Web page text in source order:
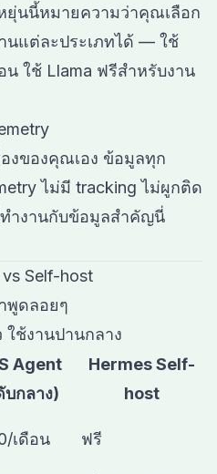
ยุ่นนี้หมายความว่าคุณเลือก
นแต่ละประเภทได้ — ใช้
ใช้ Llama ฟรีสำหรับงาน
องของคุณเอง ข้อมูลทุก
ไม่มี tracking ไม่ผูกติด
ำงานกับข้อมูลสำคัญนี่
vs Self-host
พูดลอยๆ
ช้งานปานกลาง
Agent
บกลาง)
Hermes Self-
host
เดือน ฟรี